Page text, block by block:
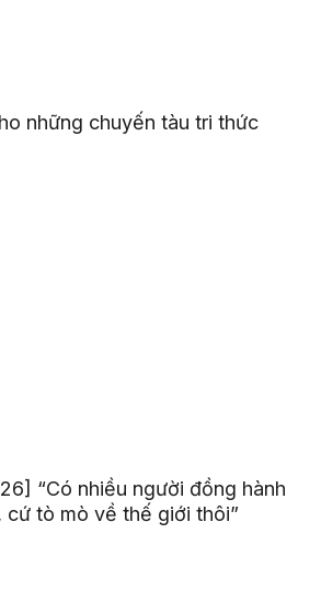
những chuyến tàu tri thức
“Có nhiều người đồng hành
cứ tò mò về thế giới thôi”